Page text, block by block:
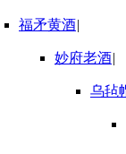
福矛黄酒|
妙府老酒|
乌毡